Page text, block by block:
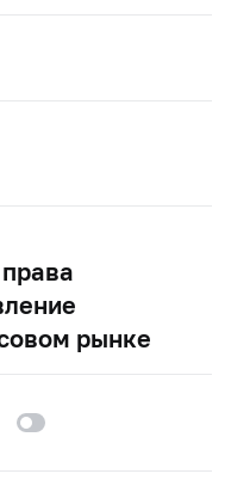
рынке